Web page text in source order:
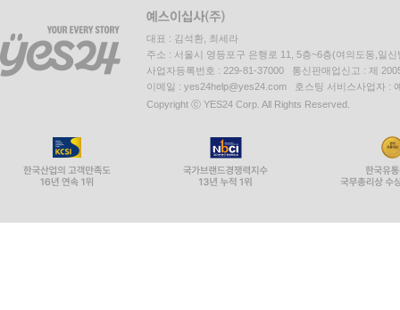
대표 : 김석환, 최세라
주소 : 서울시 영등포구 은행로 11, 5층~6층(여의도동,일신
사업자등록번호 : 229-81-37000 통신판매업신고 : 제
이메일 : yes24help@yes24.com 호스팅 서비스사업자 :
Copyright ⓒ YES24 Corp. All Rights Reserved.